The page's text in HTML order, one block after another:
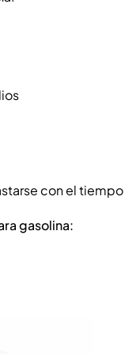
con el tiempo
gasolina: